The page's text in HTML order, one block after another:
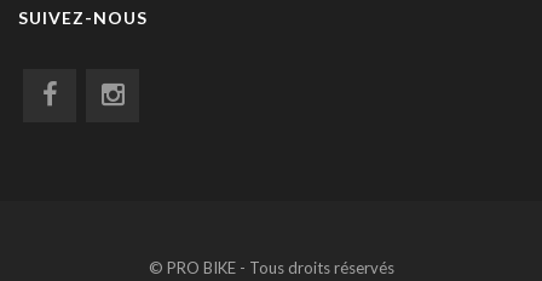
SUIVEZ-NOUS
© PRO BIKE - Tous droits réservés